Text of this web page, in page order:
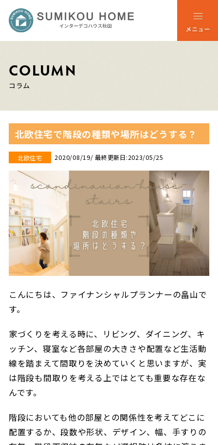
COLUMN
コラム
北欧住宅で階段の種類や場所はどうする？
北欧住宅 2020/08/19/ 最終更新日:2023/05/25
こんにちは、ファイナンシャルプランナーの畠山で
す。
家づくりを考える時に、リビング、ダイニング、キ
ッチン、寝室など各部屋の大きさや配置など生活動
線を踏まえて間取りを決めていくと思いますが、実
は階段も間取りを考える上ではとても重要な存在な
んです。
階段においても他の部屋との関係性を考えてどこに
配置するか、段数や形状、デザイン、幅、手すりの